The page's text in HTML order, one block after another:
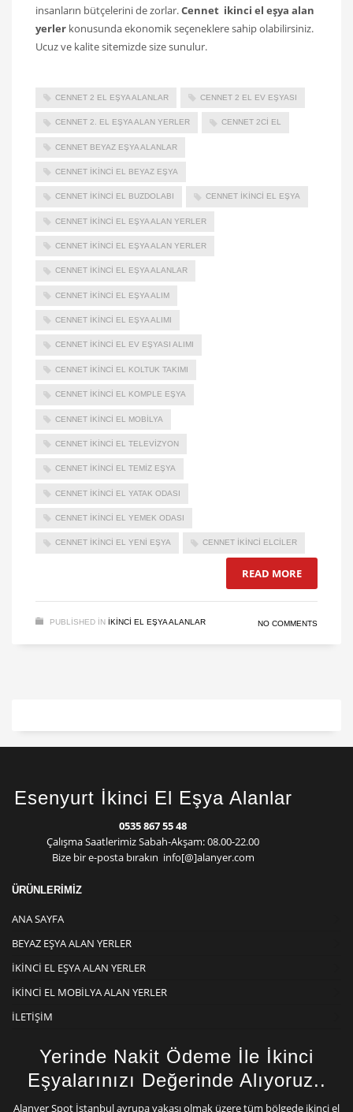
insanların bütçelerini de zorlar.Cennet ikinci el eşya alan
yerler konusunda ekonomik seçeneklere sahip olabilirsiniz.
Ucuz ve kalite sitemizde size sunulur.
CENNET 2 EL EŞYA ALANLAR CENNET 2 EL EV EŞYASI
CENNET 2. EL EŞYA ALAN YERLER CENNET 2CI EL
CENNET BEYAZ EŞYA ALANLAR
CENNET IKINCI EL BEYAZ EŞYA
CENNET IKINCI EL BUZDOLABI CENNET İKINCI EL EŞYA
CENNET İKINCI EL EŞYA ALAN YERLER
CENNET IKINCI EL EŞYA ALAN YERLER
CENNET IKINCI EL EŞYA ALANLAR
CENNET IKINCI EL EŞYA ALIM
CENNET IKINCI EL EŞYA ALIMI
CENNET IKINCI EL EV EŞYASI ALIMI
CENNET IKINCI EL KOLTUK TAKIMI
CENNET IKINCI EL KOMPLE EŞYA
CENNET IKINCI EL MOBILYA
CENNET IKINCI EL TELEVIZYON
CENNET IKINCI EL TEMIZ EŞYA
CENNET IKINCI EL YATAK ODASI
CENNET IKINCI EL YEMEK ODASI
CENNET IKINCI EL YENI EŞYA CENNET IKINCI ELCILER
READ MORE
PUBLISHED IN IKINCI EL EŞYA ALANLAR NO COMMENTS
Esenyurt İkinci El Eşya Alanlar
0535 867 55 48
Çalışma Saatlerimiz Sabah-Akşam: 08.00-22.00
Bize bir e-posta bırakın info[@]alanyer.com
ÜRÜNLERİMİZ
ANA SAYFA
BEYAZ EŞYA ALAN YERLER
İKINCI EL EŞYA ALAN YERLER
İKINCI EL MOBILYA ALAN YERLER
İLETIŞIM
Yerinde Nakit Ödeme İle İkinci
Eşyalarınızı Değerinde Alıyoruz..
Alanyer Spot İstanbul avrupa yakası olmak üzere tüm bölgede ikinci el